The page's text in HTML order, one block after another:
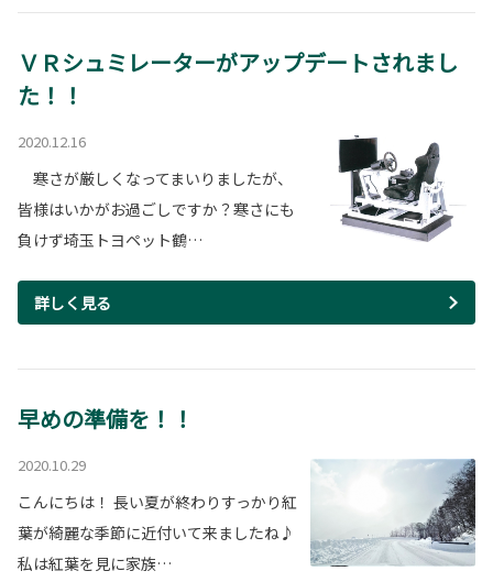
ＶＲシュミレーターがアップデートされまし
た！！
2020.12.16
寒さが厳しくなってまいりましたが、
皆様はいかがお過ごしですか？寒さにも
負けず埼玉トヨペット鶴…
詳しく見る
早めの準備を！！
2020.10.29
こんにちは！ 長い夏が終わりすっかり紅
葉が綺麗な季節に近付いて来ましたね♪
私は紅葉を見に家族…